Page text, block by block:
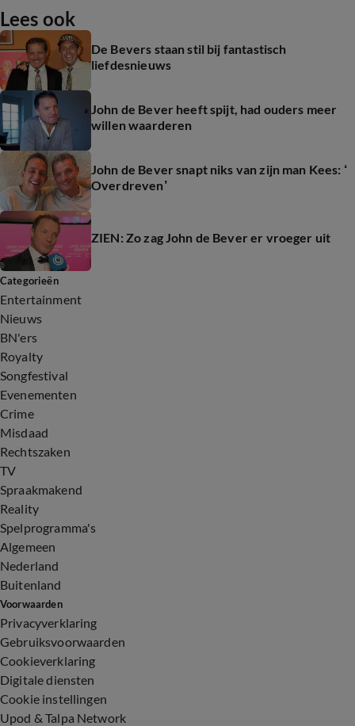
Lees ook
De Bevers staan stil bij fantastisch
liefdesnieuws
John de Bever heeft spijt, had ouders meer
willen waarderen
John de Bever snapt niks van zijn man Kees: ‘
Overdreven’
ZIEN: Zo zag John de Bever er vroeger uit
Categorieën
Entertainment
Nieuws
BN'ers
Royalty
Songfestival
Evenementen
Crime
Misdaad
Rechtszaken
TV
Spraakmakend
Reality
Spelprogramma's
Algemeen
Nederland
Buitenland
Voorwaarden
Privacyverklaring
Gebruiksvoorwaarden
Cookieverklaring
Digitale diensten
Cookie instellingen
Upod & Talpa Network